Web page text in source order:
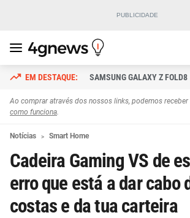
SAMSUNG GALAXY Z FOLD8
Ao comprar através dos nossos links, podemos receber
como funciona.
Notícias Smart Home
Cadeira Gaming VS de
erro que está a dar cabo
costas e da tua carteira